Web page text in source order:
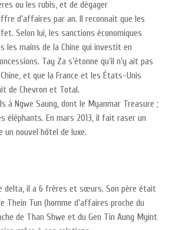
ou les rubis, et de dégager
d’affaires par an. Il reconnait que les
Selon lui, les sanctions économiques
les mains de la Chine qui investit en
Tay Za s’étonne qu’il n’y ait pas
et que la France et les États-Unis
de Chevron et Total.
à Ngwe Saung, dont le Myanmar Treasure ;
éléphants. En mars 2013, il fait raser un
nouvel hôtel de luxe.
delta, il a 6 frères et sœurs. Son père était
Thein Tun (homme d’affaires proche du
de Than Shwe et du Gen Tin Aung Myint